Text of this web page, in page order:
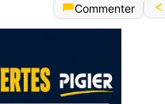
Commenter